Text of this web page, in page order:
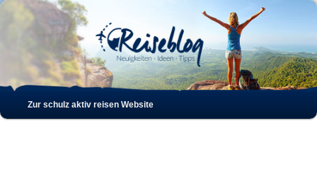
Hauptmenü
Zum
Zum
Zur schulz aktiv reisen Website